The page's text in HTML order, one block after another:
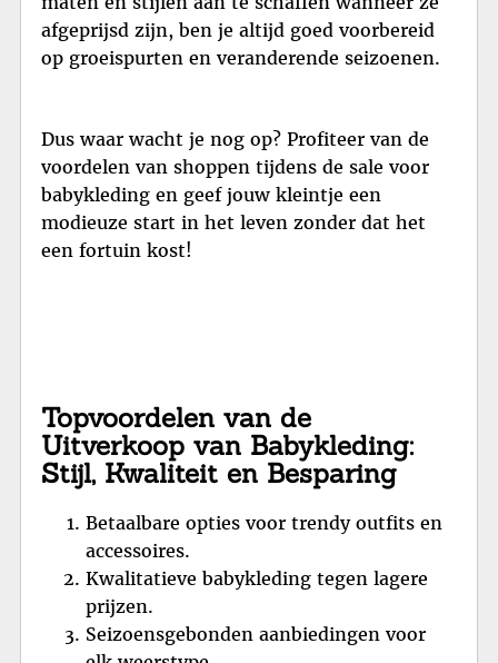
afgeprijsd zijn, ben je altijd goed voorbereid
op groeispurten en veranderende seizoenen.
Dus waar wacht je nog op? Profiteer van de
voordelen van shoppen tijdens de sale voor
babykleding en geef jouw kleintje een
modieuze start in het leven zonder dat het
een fortuin kost!
Topvoordelen van de
Uitverkoop van Babykleding:
Stijl, Kwaliteit en Besparing
Betaalbare opties voor trendy outfits en
accessoires.
Kwalitatieve babykleding tegen lagere
prijzen.
Seizoensgebonden aanbiedingen voor